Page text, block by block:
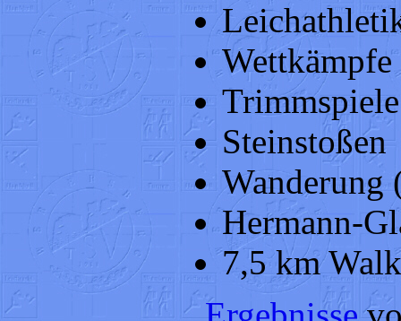
Trimmspiele
Steinstoßen
Wanderung
Hermann-
7,5 km